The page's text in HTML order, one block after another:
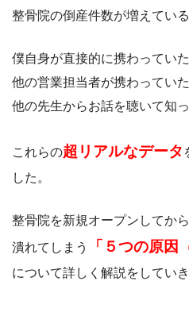
整骨院の倒産件数が増えてい
僕自身が直接的に携わっていた
他の営業担当者が携わっていた
他の先生からお話を聴いて知っ
これらの超リアルなデータ
した。
整骨院を新規オープンしてか
潰れてしまう
「５つの原因
について詳しく解説をしていき